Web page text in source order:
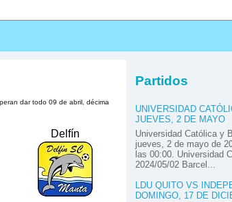
dar todo 09 de abril, décima
Delfín
Partidos
UNIVERSIDAD
JUEVES, 2 DE MAYO
Universidad Católica y
jueves, 2 de mayo de
las 00:00. Universidad
2024/05/02 Barcel...
LDU QUITO VS
DOMINGO, 17 DE